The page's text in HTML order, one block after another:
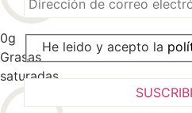
0g
Grasas
saturadas
He leido y acepto la